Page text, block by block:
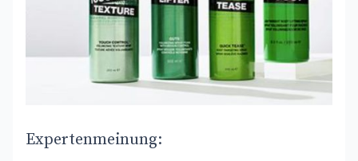
Expertenmeinung: